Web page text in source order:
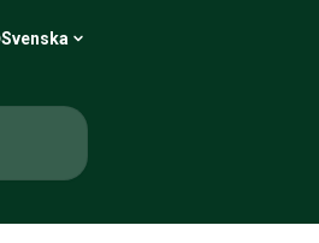
Svenska